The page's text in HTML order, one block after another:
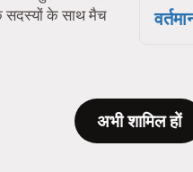
सदस्यों के साथ मैच
अभी शामिल हों